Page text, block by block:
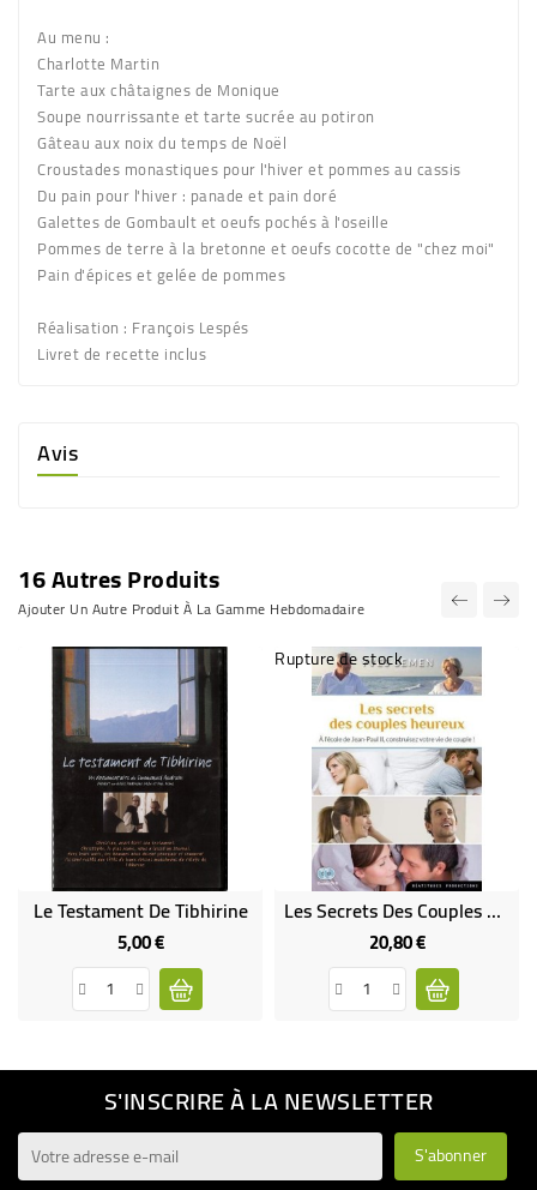
Au menu :
Charlotte Martin
Tarte aux châtaignes de Monique
Soupe nourrissante et tarte sucrée au potiron
Gâteau aux noix du temps de Noël
Croustades monastiques pour l'hiver et pommes au cassis
Du pain pour l'hiver : panade et pain doré
Galettes de Gombault et oeufs pochés à l'oseille
Pommes de terre à la bretonne et oeufs cocotte de "chez moi"
Pain d'épices et gelée de pommes
Réalisation : François Lespés
Livret de recette inclus
Avis
16 Autres Produits
Ajouter Un Autre Produit À La Gamme Hebdomadaire
Le Testament De Tibhirine
5,00 €Prix
Rupture de stock
Les Secrets Des Couples Heureux
20,80 €Prix
S'INSCRIRE À LA NEWSLETTER